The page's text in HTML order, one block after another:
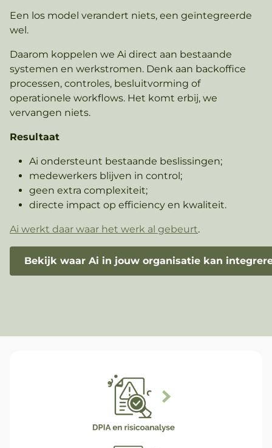
Een los model verandert niets, een geïntegreerde
wel.
Daarom koppelen we Ai direct aan bestaande
systemen en werkstromen. Denk aan backoffice
processen, controles, besluitvorming of
operationele workflows. Het komt erbij, we
vervangen niets.
Resultaat
Ai ondersteunt bestaande beslissingen;
medewerkers blijven in control;
geen extra complexiteit;
directe impact op efficiency en kwaliteit.
Ai werkt daar waar het werk al gebeurt.
Bekijk waar Ai in jouw organisatie kan